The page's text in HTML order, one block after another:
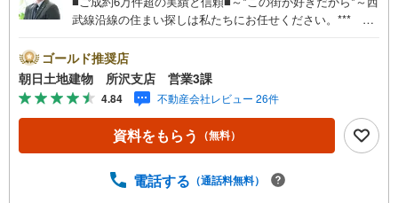
武線沿線の住まい探しは私たちにお任せください。*** 住
玉・神奈川に展開。豊富な取引データと現場経験をもと
に、お客様一人ひとりに最適なご提案を行っています。
「住宅ローンが不安」「自己資金が少ないけれど購入でき
る？」「住み替えの進め方が分からない」など、購入・売
却に関するお悩みにも有資格スタッフが丁寧に対応。資金
計画の立案から契約・お引渡しまで一貫してサポートいた
件ごとのメリット・注意点をまとめたレポートもご用意し
ゴールド推奨店
朝日土地建物 所沢支店 営業3課
4.84 不動産会社レビュー 26件
資料をもらう （無料）
電話する （通話料無料）